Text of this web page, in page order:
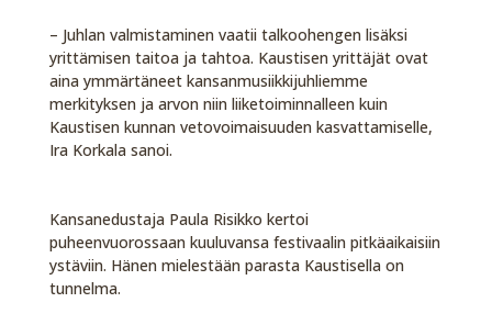
– Juhlan valmistaminen vaatii talkoohengen lisäksi
yrittämisen taitoa ja tahtoa. Kaustisen yrittäjät ovat
aina ymmärtäneet kansanmusiikkijuhliemme
merkityksen ja arvon niin liiketoiminnalleen kuin
Kaustisen kunnan vetovoimaisuuden kasvattamiselle,
Ira Korkala sanoi.
Kansanedustaja Paula Risikko kertoi
puheenvuorossaan kuuluvansa festivaalin pitkäaikaisiin
ystäviin. Hänen mielestään parasta Kaustisella on
tunnelma.